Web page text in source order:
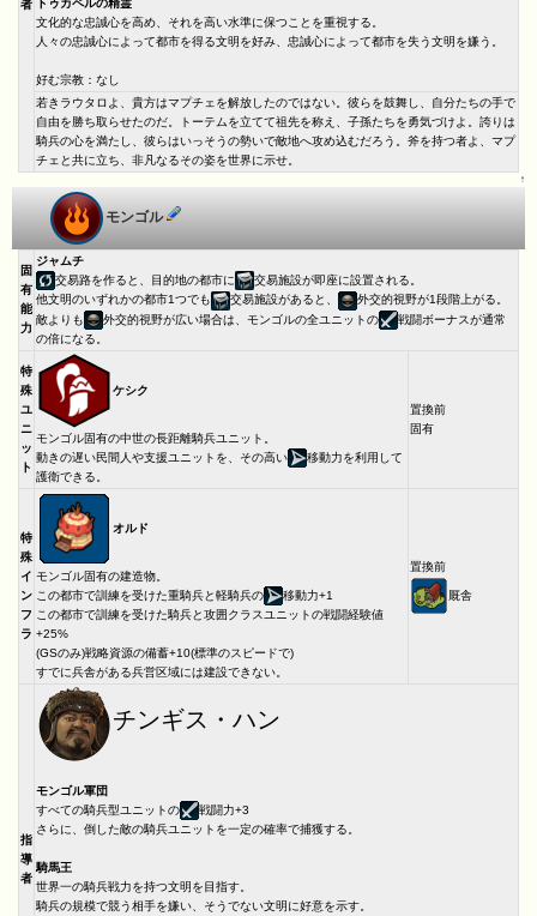
者
トゥカペルの精霊
文化的な忠誠心を高め、それを高い水準に保つことを重視する。
人々の忠誠心によって都市を得る文明を好み、忠誠心によって都市を失う文明を嫌う。
好む宗教：なし
若きラウタロよ、貴方はマプチェを解放したのではない。彼らを鼓舞し、自分たちの手で
自由を勝ち取らせたのだ。トーテムを立てて祖先を称え、子孫たちを勇気づけよ。誇りは
騎兵の心を満たし、彼らはいっそうの勢いで敵地へ攻め込むだろう。斧を持つ者よ、マプ
チェと共に立ち、非凡なるその姿を世界に示せ。
↑
モンゴル
固
有
能
力
ジャムチ
交易路を作ると、目的地の都市に
交易施設が即座に設置される。
他文明のいずれかの都市1つでも
交易施設があると、
外交的視野が1段階上がる。
敵よりも
外交的視野が広い場合は、モンゴルの全ユニットの
戦闘ボーナスが通常
の倍になる。
特
殊
ユ
ニ
ッ
ト
ケシク
モンゴル固有の中世の長距離騎兵ユニット。
動きの遅い民間人や支援ユニットを、その高い
移動力を利用して
護衛できる。
置換前
固有
特
殊
イ
ン
フ
ラ
オルド
モンゴル固有の建造物。
この都市で訓練を受けた重騎兵と軽騎兵の
移動力+1
この都市で訓練を受けた騎兵と攻囲クラスユニットの戦闘経験値
+25%
(GSのみ)戦略資源の備蓄+10(標準のスピードで)
すでに兵舎がある兵営区域には建設できない。
置換前
厩舎
指
導
者
チンギス・ハン
モンゴル軍団
すべての騎兵型ユニットの
戦闘力+3
さらに、倒した敵の騎兵ユニットを一定の確率で捕獲する。
騎馬王
世界一の騎兵戦力を持つ文明を目指す。
騎兵の規模で競う相手を嫌い、そうでない文明に好意を示す。